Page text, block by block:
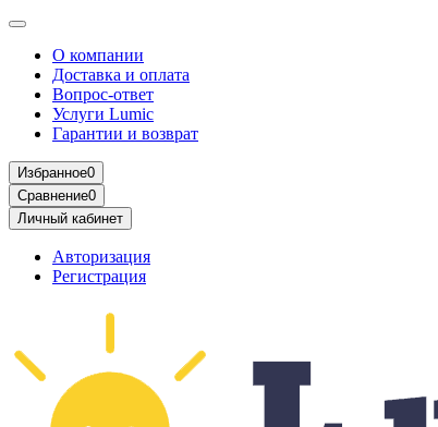
О компании
Доставка и оплата
Вопрос-ответ
Услуги Lumic
Гарантии и возврат
Избранное0
Сравнение0
Личный кабинет
Авторизация
Регистрация